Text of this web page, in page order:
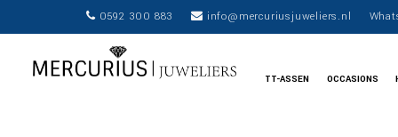
0592 300 883 info@mercuriusjuweliers.nl
TT-ASSEN OCCASIONS